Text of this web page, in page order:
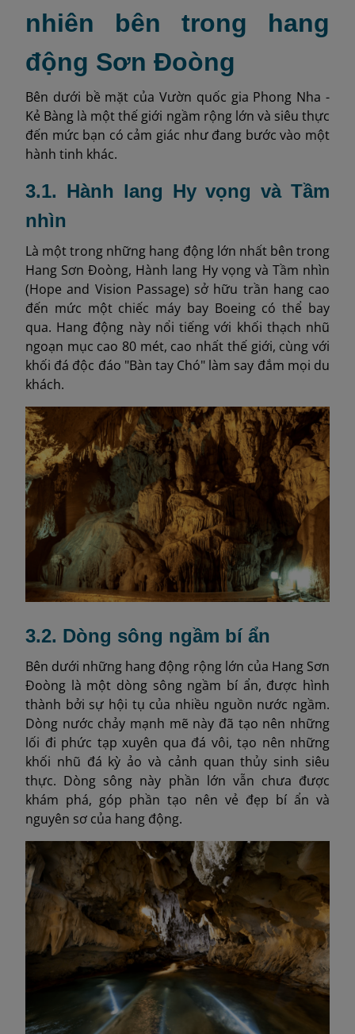
nhiên bên trong hang
động Sơn Đoòng
Bên dưới bề mặt của Vườn quốc gia Phong Nha -
Kẻ Bàng là một thế giới ngầm rộng lớn và siêu thực
đến mức bạn có cảm giác như đang bước vào một
hành tinh khác.
3.1. Hành lang Hy vọng và Tầm
nhìn
Là một trong những hang động lớn nhất bên trong
Hang Sơn Đoòng, Hành lang Hy vọng và Tầm nhìn
(Hope and Vision Passage) sở hữu trần hang cao
đến mức một chiếc máy bay Boeing có thể bay
qua. Hang động này nổi tiếng với khối thạch nhũ
ngoạn mục cao 80 mét, cao nhất thế giới, cùng với
khối đá độc đáo "Bàn tay Chó" làm say đắm mọi du
khách.
3.2. Dòng sông ngầm bí ẩn
Bên dưới những hang động rộng lớn của Hang Sơn
Đoòng là một dòng sông ngầm bí ẩn, được hình
thành bởi sự hội tụ của nhiều nguồn nước ngầm.
Dòng nước chảy mạnh mẽ này đã tạo nên những
lối đi phức tạp xuyên qua đá vôi, tạo nên những
khối nhũ đá kỳ ảo và cảnh quan thủy sinh siêu
thực. Dòng sông này phần lớn vẫn chưa được
khám phá, góp phần tạo nên vẻ đẹp bí ẩn và
nguyên sơ của hang động.